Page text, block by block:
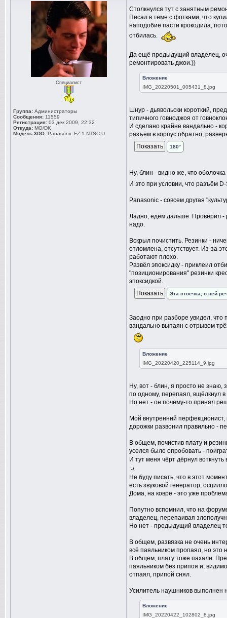
Специалист
Группа: Администраторы
Сообщения: 11559
Регистрация: 03 дек 2009, 22:32
Откуда: MO/DK
Модель 3DO: Panasonic FZ-1 NTSC-U
Столкнулся тут с занятным
Писал в теме с фотками, что
наподобие пасти крокодила,
отбилась.
Да ещё предыдущий владелец,
ремонтировать джои.))
Вложение
IMG_20220501_005431_8.jpg
Шнур - дьявольски короткий,
типичного говноджоя от
И сделано крайне вандально -
разъём в корпус обратно,
180°
Ну, блин - видно же, что
И это при условии, что разъём
Panasonic - совсем другая
Ладно, едем дальше. Проверил -
надо.
Вскрыл почистить. Резинки -
отломлена, отсутствует. Из-за
работают плохо.
Развёл эпоксидку - приклеил
"позиционирования" резинки
эпоксидкой.
Эта стоечка, о ней
Заодно при разборе увидел,
вандально выпаян с отрывом
Вложение
IMG_20220420_225114_9.jpg
Ну, вот - блин, я просто не знаю,
по одному, перепаял, вщёлкнул
Но нет - он почему-то принял
Мой внутренний
дорожки развонил правильно -
В общем, почистив плату и
уселся было опробовать -
И тут меня чёрт дёрнул
:-\
Не буду писать, что в этот
есть звуковой генератор,
Дома, на ковре - это уже
Попутно вспомнил, что на
владелец, перепаивая
Но нет - предыдущий владелец
В общем, развязка не очень
всё паяльником пропаял, но это
В общем, плату тоже пахали.
паяльником без припоя и,
отпаял, припой снял.
Усилитель наушников выполнен
Вложение
IMG_20220422_102802_8.jpg